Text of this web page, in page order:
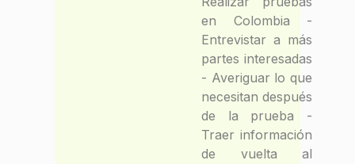
en Colombia -
Entrevistar a más
partes interesadas
- Averiguar lo que
necesitan después
de la prueba -
Traer información
de vuelta al